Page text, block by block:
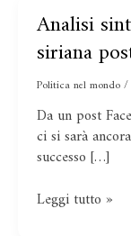
Analisi
siriana
Politica nel mondo/
Da un post
ci si sarà
successo […]
Analisi
sintetica
della
situazione
siriana
post-
Assad
Leggi tutto »